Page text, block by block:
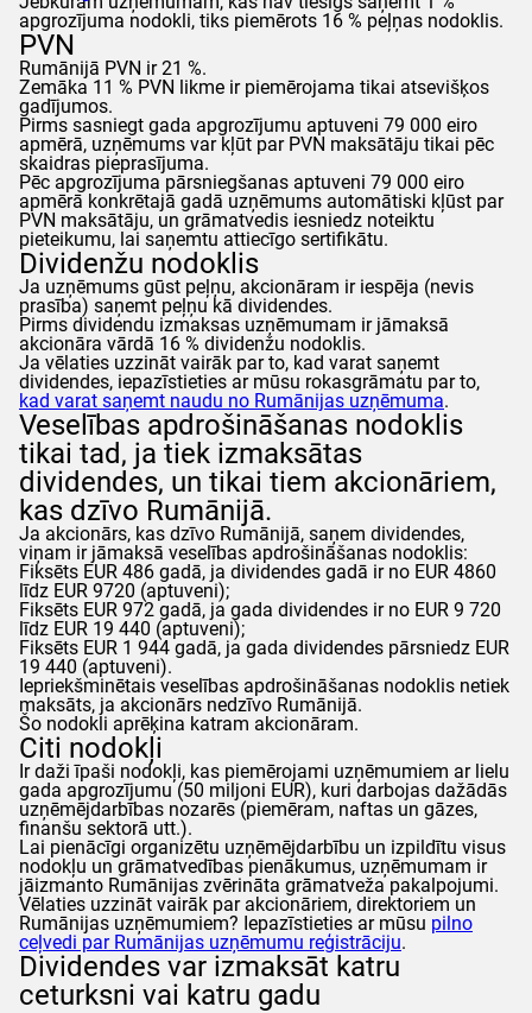
apgrozījuma nodokli, tiks piemērots 16 % peļņas nodoklis.
PVN
Rumānijā PVN ir 21 %.
Zemāka 11 % PVN likme ir piemērojama tikai atsevišķos
gadījumos.
Pirms sasniegt gada apgrozījumu aptuveni 79 000 eiro
apmērā, uzņēmums var kļūt par PVN maksātāju tikai pēc
skaidras pieprasījuma.
Pēc apgrozījuma pārsniegšanas aptuveni 79 000 eiro
apmērā konkrētajā gadā uzņēmums automātiski kļūst par
PVN maksātāju, un grāmatvedis iesniedz noteiktu
pieteikumu, lai saņemtu attiecīgo sertifikātu.
Dividenžu nodoklis
Ja uzņēmums gūst peļņu, akcionāram ir iespēja (nevis
prasība) saņemt peļņu kā dividendes.
Pirms dividendu izmaksas uzņēmumam ir jāmaksā
akcionāra vārdā 16 % dividenžu nodoklis.
Ja vēlaties uzzināt vairāk par to, kad varat saņemt
dividendes, iepazīstieties ar mūsu rokasgrāmatu par to,
kad varat saņemt naudu no Rumānijas uzņēmuma.
Veselības apdrošināšanas nodoklis
tikai tad, ja tiek izmaksātas
dividendes, un tikai tiem akcionāriem,
kas dzīvo Rumānijā.
Ja akcionārs, kas dzīvo Rumānijā, saņem dividendes,
viņam ir jāmaksā veselības apdrošināšanas nodoklis:
Fiksēts EUR 486 gadā, ja dividendes gadā ir no EUR 4860
līdz EUR 9720 (aptuveni);
Fiksēts EUR 972 gadā, ja gada dividendes ir no EUR 9 720
līdz EUR 19 440 (aptuveni);
Fiksēts EUR 1 944 gadā, ja gada dividendes pārsniedz EUR
19 440 (aptuveni).
Iepriekšminētais veselības apdrošināšanas nodoklis netiek
maksāts, ja akcionārs nedzīvo Rumānijā.
Šo nodokli aprēķina katram akcionāram.
Citi nodokļi
Ir daži īpaši nodokļi, kas piemērojami uzņēmumiem ar lielu
gada apgrozījumu (50 miljoni EUR), kuri darbojas dažādās
uzņēmējdarbības nozarēs (piemēram, naftas un gāzes,
finanšu sektorā utt.).
Lai pienācīgi organizētu uzņēmējdarbību un izpildītu visus
nodokļu un grāmatvedības pienākumus, uzņēmumam ir
jāizmanto Rumānijas zvērināta grāmatveža pakalpojumi.
Vēlaties uzzināt vairāk par akcionāriem, direktoriem un
Rumānijas uzņēmumiem? Iepazīstieties ar mūsu pilno
ceļvedi par Rumānijas uzņēmumu reģistrāciju.
Dividendes var izmaksāt katru
ceturksni vai katru gadu